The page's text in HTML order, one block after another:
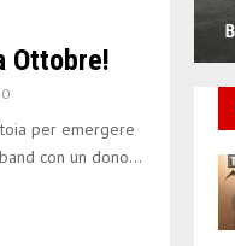
Ottobre!
per emergere
con un dono...